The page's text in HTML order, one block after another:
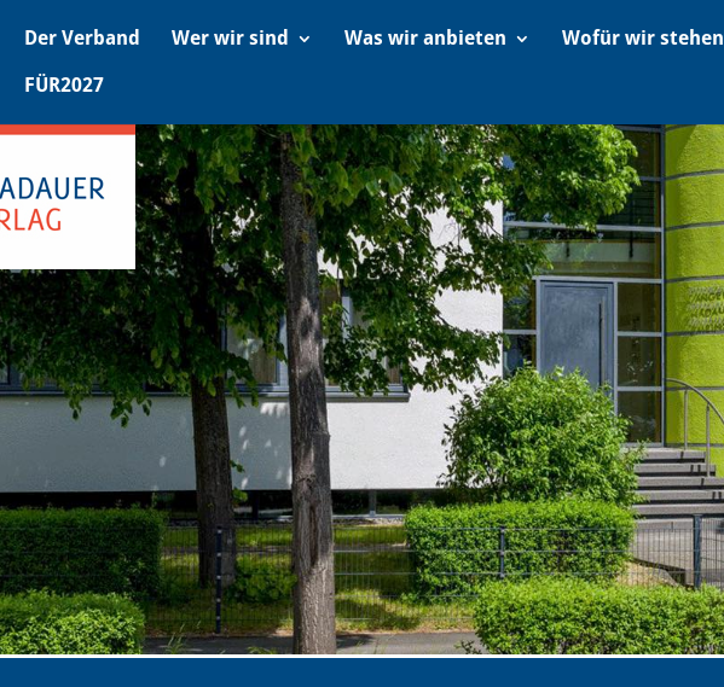
Der Verband Wer wir sind Was wir anbieten Wofür wir stehen
FÜR2027